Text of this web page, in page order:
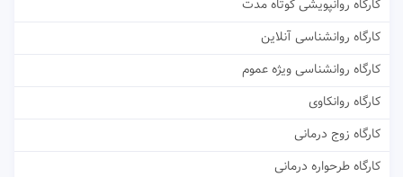
کارگاه روانپویشی کوتاه مدت
کارگاه روانشناسی آنلاین
کارگاه روانشناسی ویژه عموم
کارگاه روانکاوی
کارگاه زوج درمانی
کارگاه طرحواره درمانی